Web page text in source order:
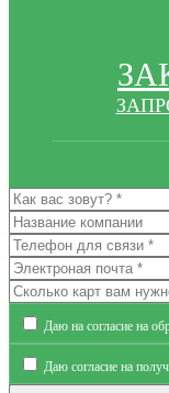
Даю на согласие на
Даю согласие на